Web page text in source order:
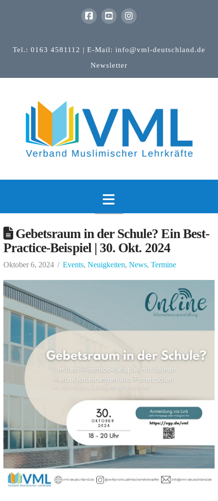
Tel.: 0163 4581112 | E-Mail: info@vml-deutschland.de
Newsletter
Navigation
Gebetsraum in der Schule? Ein Best-
Practice-Beispiel | 30. Okt. 2024
Oktober 6, 2024 Events, Neuigkeiten, News, Termine